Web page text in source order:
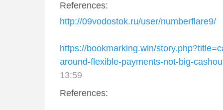
References:
http://09vodostok.ru/user/numberflare9/
https://bookmarking.win/
around-flexible-payments-not-big-
13:59
References: